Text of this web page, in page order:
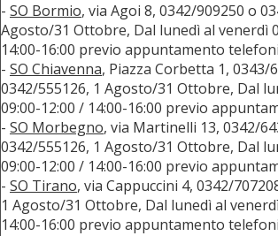
- SO Bormio, via Agoi 8, 0342/909250 o
Agosto/31 Ottobre, Dal lunedì al venerdì
14:00-16:00 previo appuntamento
- SO Chiavenna, Piazza Corbetta 1, 0343/
0342/555126, 1 Agosto/31 Ottobre, Dal
09:00-12:00 / 14:00-16:00 previo
- SO Morbegno, via Martinelli 13, 0342/
0342/555126, 1 Agosto/31 Ottobre, Dal
09:00-12:00 / 14:00-16:00 previo
- SO Tirano, via Cappuccini 4, 0342/
1 Agosto/31 Ottobre, Dal lunedì al
14:00-16:00 previo appuntamento